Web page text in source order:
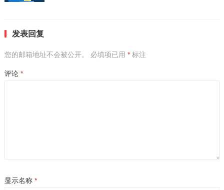
发表回复
您的邮箱地址不会被公开。 必填项已用 *标注
评论 *
显示名称 *